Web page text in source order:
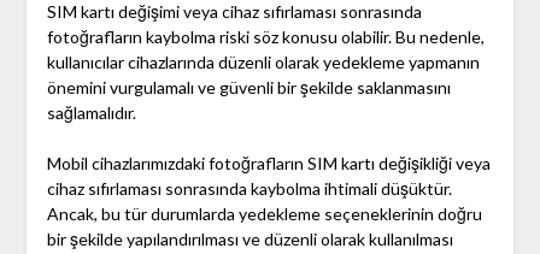
SIM kartı değişimi veya cihaz sıfırlaması sonrasında
fotoğrafların kaybolma riski söz konusu olabilir. Bu nedenle,
kullanıcılar cihazlarında düzenli olarak yedekleme yapmanın
önemini vurgulamalı ve güvenli bir şekilde saklanmasını
sağlamalıdır.
Mobil cihazlarımızdaki fotoğrafların SIM kartı değişikliği veya
cihaz sıfırlaması sonrasında kaybolma ihtimali düşüktür.
Ancak, bu tür durumlarda yedekleme seçeneklerinin doğru
bir şekilde yapılandırılması ve düzenli olarak kullanılması